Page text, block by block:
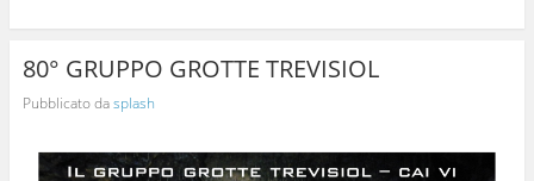
80° GRUPPO GROTTE TREVISIOL
Pubblicato dasplash